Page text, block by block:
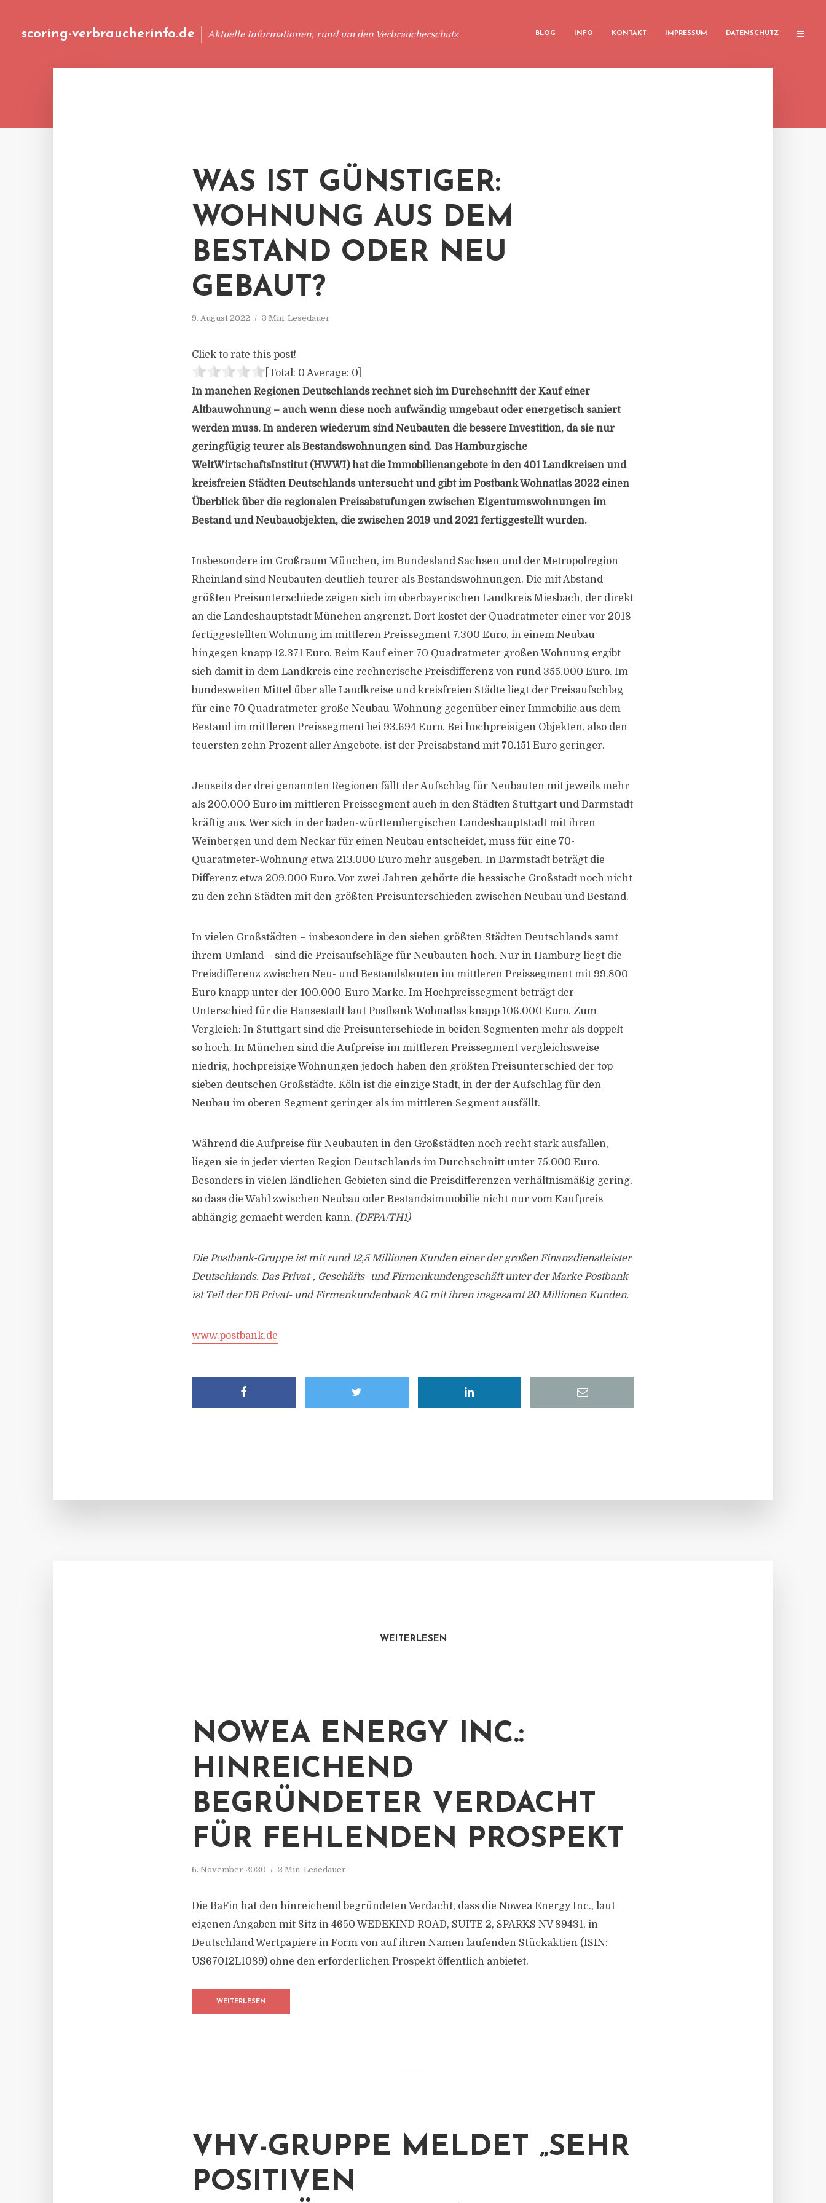
scoring-verbraucherinfo.de Aktuelle Informationen, rund um den Verbraucherschutz BLOG INFO KONTAKT IMPRESSUM DATENSCHUTZ
WAS IST GÜNSTIGER:
WOHNUNG AUS DEM
BESTAND ODER NEU
GEBAUT?
9. August 2022 3 Min. Lesedauer
Click to rate this post!
[Total: 0 Average: 0
In manchen Regionen Deutschlands rechnet sich im Durchschnitt der Kauf einer
Altbauwohnung – auch wenn diese noch aufwändig umgebaut oder energetisch saniert
werden muss. In anderen wiederum sind Neubauten die bessere Investition, da sie nur
geringfügig teurer als Bestandswohnungen sind. Das Hamburgische
WeltWirtschaftsInstitut (HWWI) hat die Immobilienangebote in den 401 Landkreisen und
kreisfreien Städten Deutschlands untersucht und gibt im Postbank Wohnatlas 2022 einen
Überblick über die regionalen Preisabstufungen zwischen Eigentumswohnungen im
Bestand und Neubauobjekten, die zwischen 2019 und 2021 fertiggestellt wurden.
Insbesondere im Großraum München, im Bundesland Sachsen und der Metropolregion
Rheinland sind Neubauten deutlich teurer als Bestandswohnungen. Die mit Abstand
größten Preisunterschiede zeigen sich im oberbayerischen Landkreis Miesbach, der direkt
an die Landeshauptstadt München angrenzt. Dort kostet der Quadratmeter einer vor 2018
fertiggestellten Wohnung im mittleren Preissegment 7.300 Euro, in einem Neubau
hingegen knapp 12.371 Euro. Beim Kauf einer 70 Quadratmeter großen Wohnung ergibt
sich damit in dem Landkreis eine rechnerische Preisdifferenz von rund 355.000 Euro. Im
bundesweiten Mittel über alle Landkreise und kreisfreien Städte liegt der Preisaufschlag
für eine 70 Quadratmeter große Neubau-Wohnung gegenüber einer Immobilie aus dem
Bestand im mittleren Preissegment bei 93.694 Euro. Bei hochpreisigen Objekten, also den
teuersten zehn Prozent aller Angebote, ist der Preisabstand mit 70.151 Euro geringer.
Jenseits der drei genannten Regionen fällt der Aufschlag für Neubauten mit jeweils mehr
als 200.000 Euro im mittleren Preissegment auch in den Städten Stuttgart und Darmstadt
kräftig aus. Wer sich in der baden-württembergischen Landeshauptstadt mit ihren
Weinbergen und dem Neckar für einen Neubau entscheidet, muss für eine 70-
Quaratmeter-Wohnung etwa 213.000 Euro mehr ausgeben. In Darmstadt beträgt die
Differenz etwa 209.000 Euro. Vor zwei Jahren gehörte die hessische Großstadt noch nicht
zu den zehn Städten mit den größten Preisunterschieden zwischen Neubau und Bestand.
In vielen Großstädten – insbesondere in den sieben größten Städten Deutschlands samt
ihrem Umland – sind die Preisaufschläge für Neubauten hoch. Nur in Hamburg liegt die
Preisdifferenz zwischen Neu- und Bestandsbauten im mittleren Preissegment mit 99.800
Euro knapp unter der 100.000-Euro-Marke. Im Hochpreissegment beträgt der
Unterschied für die Hansestadt laut Postbank Wohnatlas knapp 106.000 Euro. Zum
Vergleich: In Stuttgart sind die Preisunterschiede in beiden Segmenten mehr als doppelt
so hoch. In München sind die Aufpreise im mittleren Preissegment vergleichsweise
niedrig, hochpreisige Wohnungen jedoch haben den größten Preisunterschied der top
sieben deutschen Großstädte. Köln ist die einzige Stadt, in der der Aufschlag für den
Neubau im oberen Segment geringer als im mittleren Segment ausfällt.
Während die Aufpreise für Neubauten in den Großstädten noch recht stark ausfallen,
liegen sie in jeder vierten Region Deutschlands im Durchschnitt unter 75.000 Euro.
Besonders in vielen ländlichen Gebieten sind die Preisdifferenzen verhältnismäßig gering,
so dass die Wahl zwischen Neubau oder Bestandsimmobilie nicht nur vom Kaufpreis
abhängig gemacht werden kann. (DFPA/TH1)
Die Postbank-Gruppe ist mit rund 12,5 Millionen Kunden einer der großen Finanzdienstleister
Deutschlands. Das Privat-, Geschäfts- und Firmenkundengeschäft unter der Marke Postbank
ist Teil der DB Privat- und Firmenkundenbank AG mit ihren insgesamt 20 Millionen Kunden.
www.postbank.de
WEITERLESEN
NOWEA ENERGY INC.:
HINREICHEND
BEGRÜNDETER VERDACHT
FÜR FEHLENDEN PROSPEKT
6. November 2020 2 Min. Lesedauer
Die BaFin hat den hinreichend begründeten Verdacht, dass die Nowea Energy Inc., laut
eigenen Angaben mit Sitz in 4650 WEDEKIND ROAD, SUITE 2, SPARKS NV 89431, in
Deutschland Wertpapiere in Form von auf ihren Namen laufenden Stückaktien (ISIN:
US67012L1089) ohne den erforderlichen Prospekt öffentlich anbietet.
WEITERLESEN
VHV-GRUPPE MELDET „SEHR
POSITIVEN